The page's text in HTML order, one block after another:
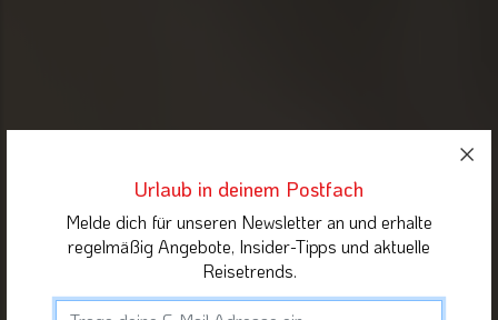
Urlaub in deinem Postfach
Melde dich für unseren Newsletter an und erhalte
regelmäßig Angebote, Insider-Tipps und aktuelle
Reisetrends.